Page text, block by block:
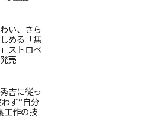
い、さら
める「無
ストロベ
売
吉に従っ
ず“自分
工作の技